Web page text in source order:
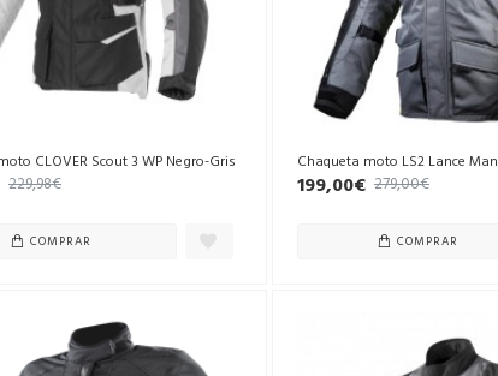
CLOVER Scout 3 WP Negro-Gris
229,98€
COMPRAR
Chaqueta moto LS2 Lance Man
199,00€ 279,00€
COMPRAR